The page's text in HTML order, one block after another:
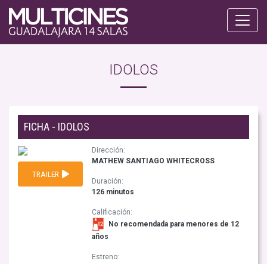
IDOLOS
FICHA - IDOLOS
TRAILER
Dirección:
MATHEW SANTIAGO WHITECROSS
Duración:
126 minutos
Calificación:
No recomendada para menores de 12
años
Estreno: